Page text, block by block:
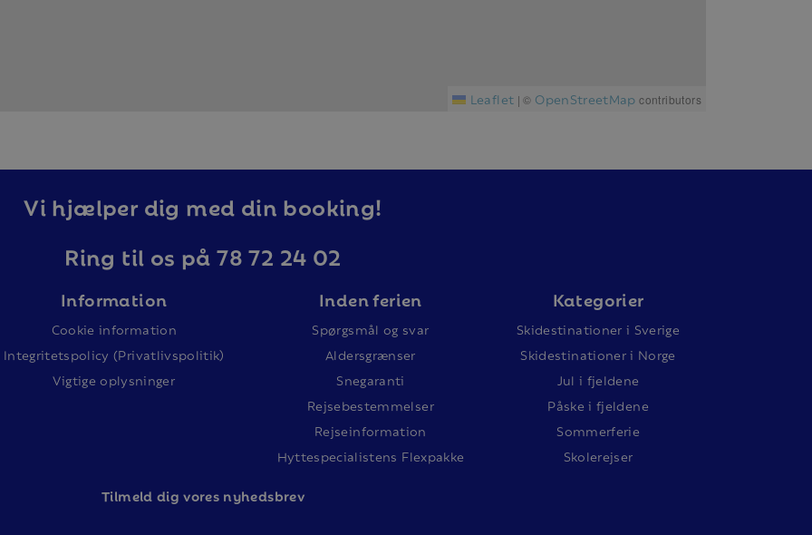
Leaflet | © OpenStreetMap contributors
Vi hjælper dig med din booking!
Ring til os på 78 72 24 02
Information
Cookie information
Integritetspolicy (Privatlivspolitik)
Vigtige oplysninger
Inden ferien
Spørgsmål og svar
Aldersgrænser
Snegaranti
Rejsebestemmelser
Rejseinformation
Hyttespecialistens Flexpakke
Kategorier
Skidestinationer i Sverige
Skidestinationer i Norge
Jul i fjeldene
Påske i fjeldene
Sommerferie
Skolerejser
Tilmeld dig vores nyhedsbrev